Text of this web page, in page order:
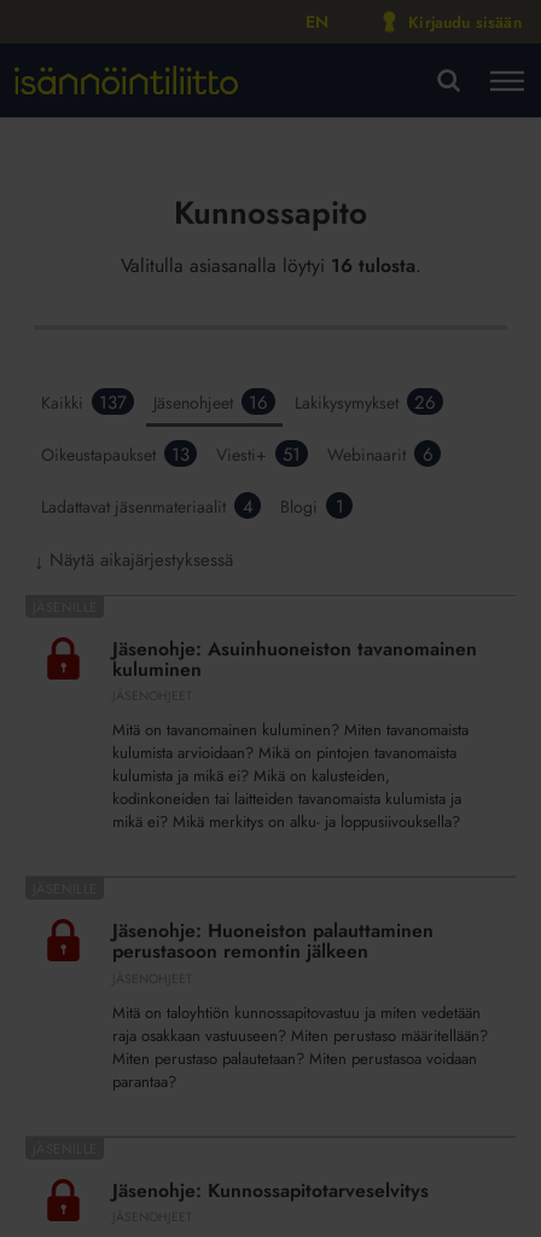
EN Kirjaudu sisään
Kunnossapito
Valitulla asiasanalla löytyi 16 tulosta.
Kaikki 137 Jäsenohjeet 16 Lakikysymykset 26
Oikeustapaukset 13 Viesti+ 51 Webinaarit 6
Ladattavat jäsenmateriaalit 4 Blogi 1
↓ Näytä aikajärjestyksessä
Asuinhuoneiston
tavanomainenJäsenohje: Asuinhuoneiston tavanomainen
kuluminen
Mitä on tavanomainen kuluminen? Miten tavanomaista
kulumista arvioidaan? Mikä on pintojen tavanomaista
kulumista ja mikä ei? Mikä on kalusteiden,
kodinkoneiden tai laitteiden tavanomaista kulumista ja
mikä ei? Mikä merkitys on alku- ja loppusiivouksella?
Huoneiston
palauttaminenJäsenohje: Huoneiston palauttaminen
perustasoon remontin jälkeen
Mitä on taloyhtiön kunnossapitovastuu ja miten vedetään
raja osakkaan vastuuseen? Miten perustaso määritellään?
Miten perustaso palautetaan? Miten perustasoa voidaan
parantaa?
KunnossapitotarveselvitysJäsenohje: Kunnossapitotarveselvitys